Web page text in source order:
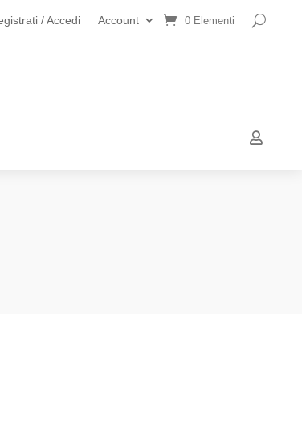
/ Accedi Account 0 Elementi
